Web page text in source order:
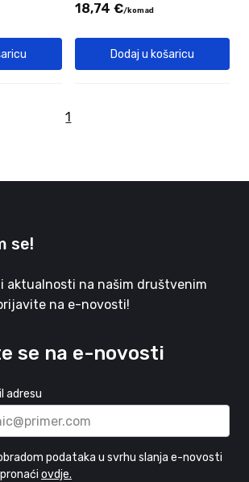
18,74 €/komad
Dodaj u košaricu
1
se!
aktualnosti na našim društvenim
na e-novosti!
se na e-novosti
adresu
podataka u svrhu slanja e-novosti
ovdje.